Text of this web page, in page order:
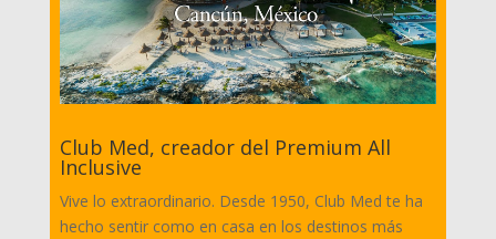
Club Med, creador del Premium All
Inclusive
Vive lo extraordinario. Desde 1950, Club Med te ha
hecho sentir como en casa en los destinos más